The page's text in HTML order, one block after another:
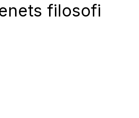
filosofi